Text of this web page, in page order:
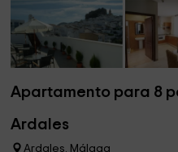
Apartamento para 8
Ardales
Ardales, Málaga